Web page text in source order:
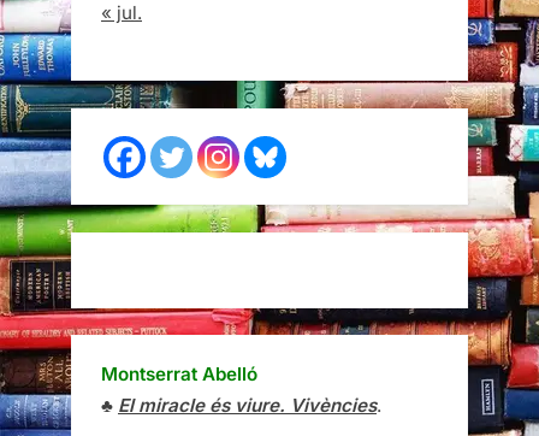
« jul.
Montserrat Abelló
♣ El miracle és viure. Vivències.